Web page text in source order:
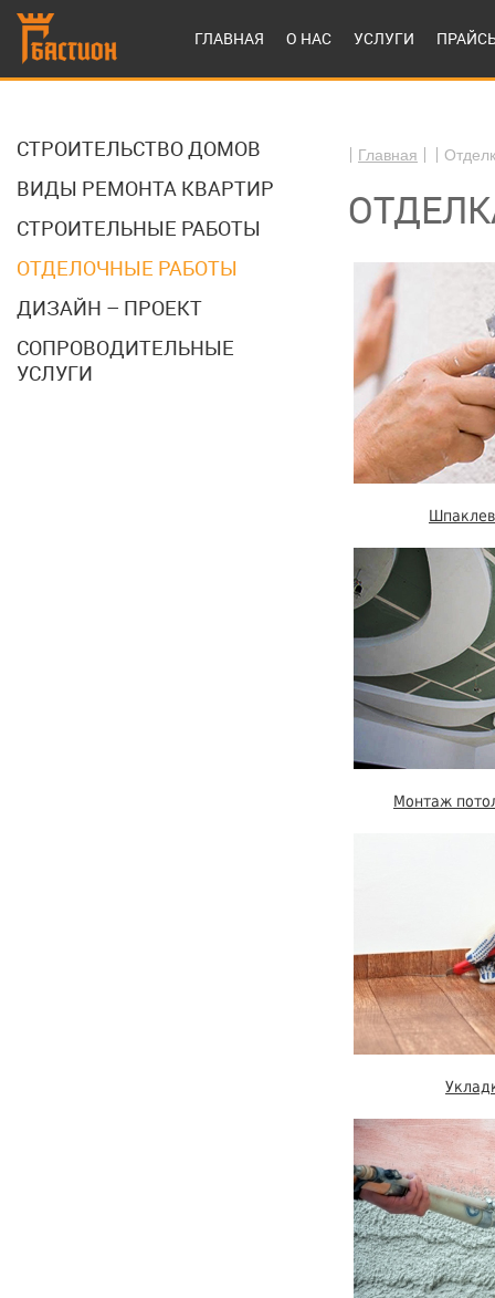
ГЛАВНАЯ О НАС УСЛУГИ
СТРОИТЕЛЬСТВО ДОМОВ
ВИДЫ РЕМОНТА КВАРТИР
СТРОИТЕЛЬНЫЕ РАБОТЫ
ОТДЕЛОЧНЫЕ РАБОТЫ
ДИЗАЙН – ПРОЕКТ
СОПРОВОДИТЕЛЬНЫЕ
УСЛУГИ
Главная
Монтаж